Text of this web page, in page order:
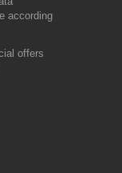
according
offers